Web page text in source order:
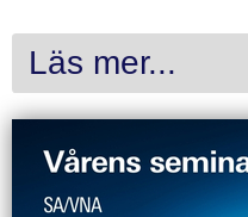
Läs mer...